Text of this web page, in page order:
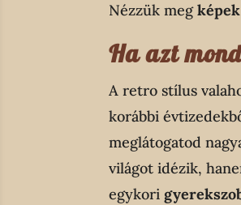
Nézzük megképek
Ha azt
A retro stílus
korábbi
meglátogatod
világot idézik,
egykori